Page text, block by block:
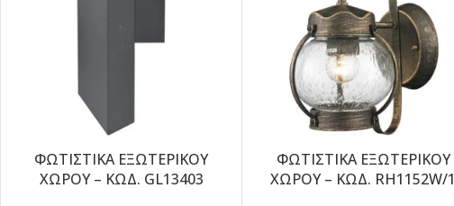
ΦΩΤΙΣΤΙΚΑ ΕΞΩΤΕΡΙΚΟΥ
ΧΩΡΟΥ – ΚΩΔ. GL13403
ΦΩΤΙΣΤΙΚΑ ΕΞΩΤΕΡΙΚΟΥ
ΧΩΡΟΥ – ΚΩΔ. RH1152W/1